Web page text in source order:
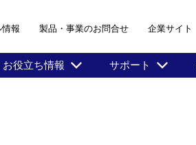
報 製品・事業のお問合せ 企業サイト
お役立ち情報 サポート